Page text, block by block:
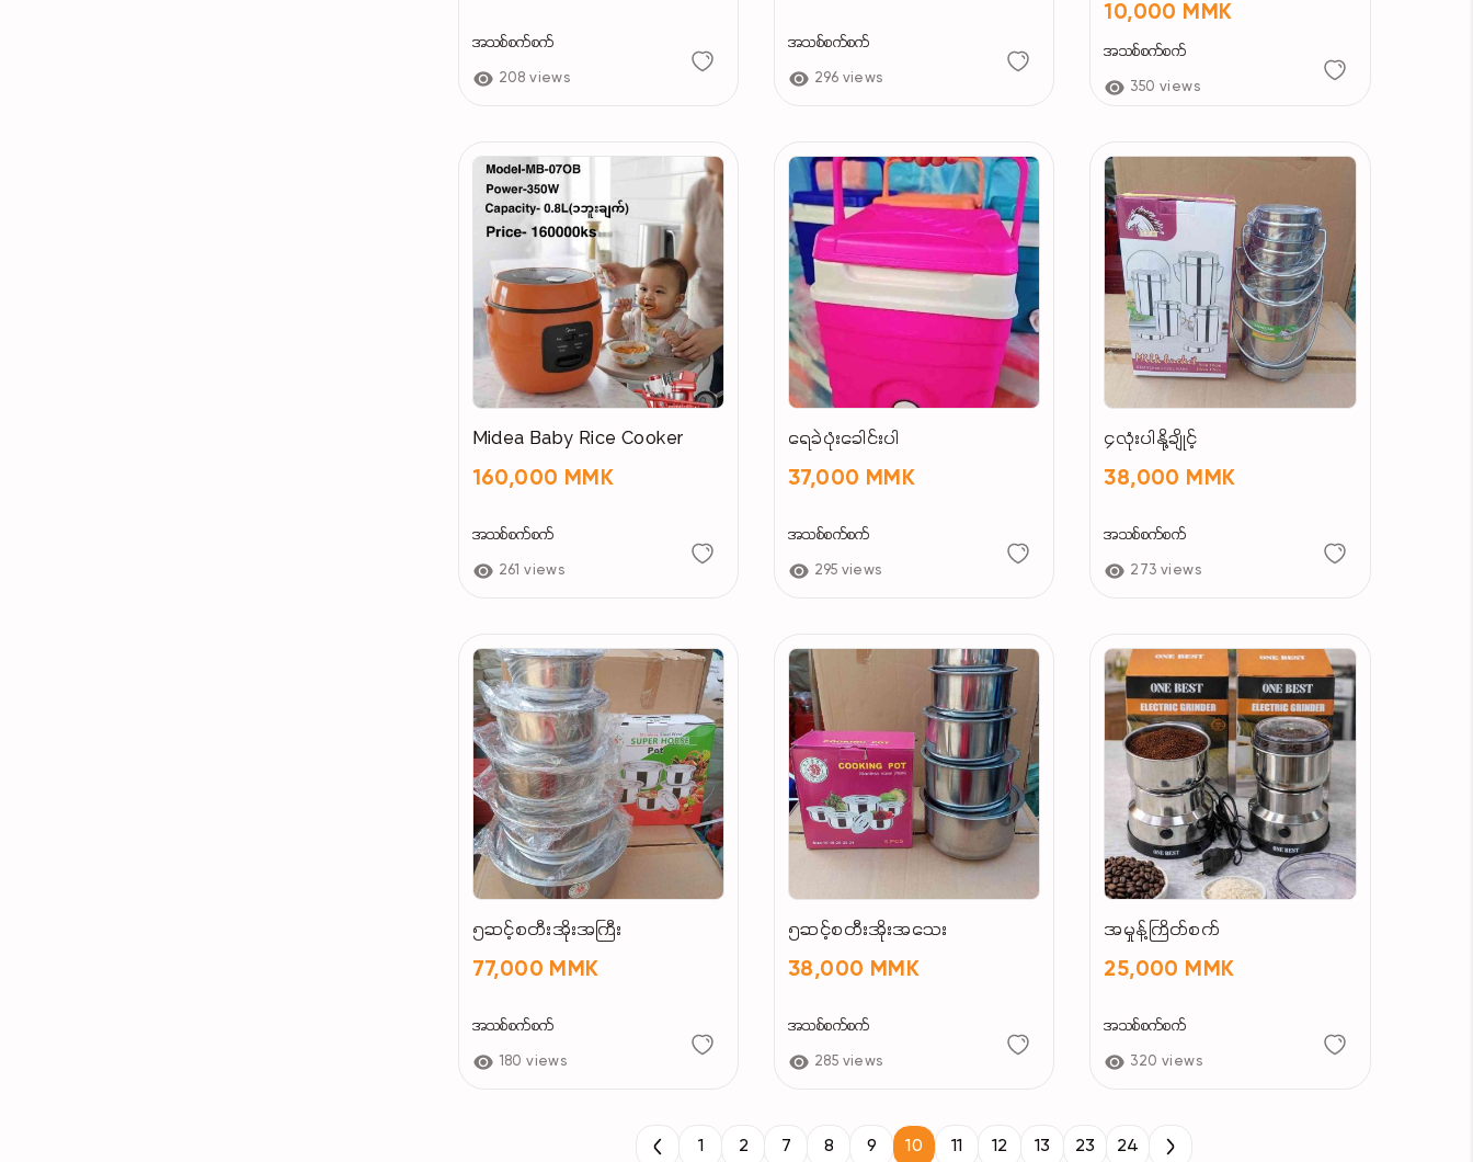
အသစ်စက်စက်
208 views
အသစ်စက်စက်
296 views
10,000 MMK
အသစ်စက်စက်
350 views
Midea Baby Rice Cooker
160,000 MMK
အသစ်စက်စက်
261 views
ရေခဲပုံးခေါင်းပါ
37,000 MMK
အသစ်စက်စက်
295 views
၄လုံးပါနို့ချိုင့်
38,000 MMK
အသစ်စက်စက်
273 views
၅ဆင့်စတီးအိုးအကြီး
77,000 MMK
အသစ်စက်စက်
180 views
၅ဆင့်စတီးအိုးအသေး
38,000 MMK
အသစ်စက်စက်
285 views
အမှုန့်ကြိတ်စက်
25,000 MMK
အသစ်စက်စက်
320 views
1 2 7 8 9 10 11 12 13 23 24